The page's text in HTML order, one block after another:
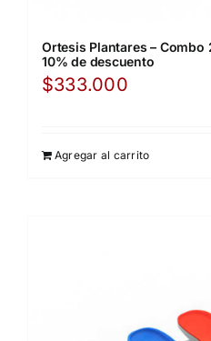
Ortesis Plantares – Combo
10% de descuento
$333.000
Agregar al carrito